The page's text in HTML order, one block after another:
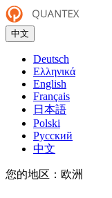
中文
Deutsch
Ελληνικά
English
Français
日本語
Polski
Русский
中文
您的地区： 欧洲